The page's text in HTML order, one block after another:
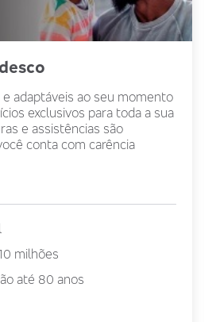
adaptáveis ao seu momento
exclusivos para toda a sua
e assistências são
conta com carência
milhões
até 80 anos